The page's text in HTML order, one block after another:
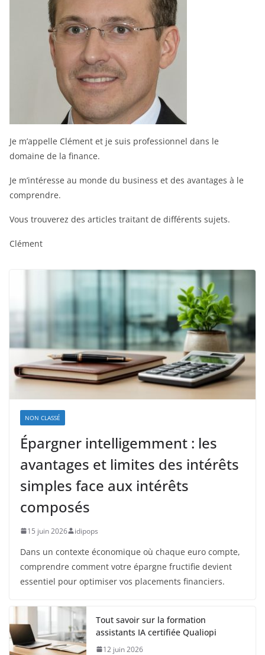
Je m’appelle Clément et je suis professionnel dans le
domaine de la finance.
Je m’intéresse au monde du business et des avantages à le
comprendre.
Vous trouverez des articles traitant de différents sujets.
Clément
NON CLASSÉ
Épargner intelligemment : les
avantages et limites des intérêts
simples face aux intérêts
composés
15 juin 2026 idipops
Dans un contexte économique où chaque euro compte,
comprendre comment votre épargne fructifie devient
essentiel pour optimiser vos placements financiers.
Tout savoir sur la formation
assistants IA certifiée Qualiopi
12 juin 2026